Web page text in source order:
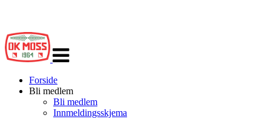
navigasjon
Forside
Bli medlem
Bli medlem
Innmeldingsskjema